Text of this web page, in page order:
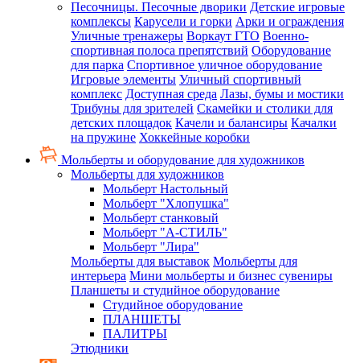
Песочницы. Песочные дворики Детские игровые
комплексы Карусели и горки Арки и ограждения
Уличные тренажеры Воркаут ГТО Военно-
спортивная полоса препятствий Оборудование
для парка Спортивное уличное оборудование
Игровые элементы Уличный спортивный
комплекс Доступная среда Лазы, бумы и мостики
Трибуны для зрителей Скамейки и столики для
детских площадок Качели и балансиры Качалки
на пружине Хоккейные коробки
Мольберты и оборудование для художников
Мольберты для художников
Мольберт Настольный
Мольберт "Хлопушка"
Мольберт станковый
Мольберт "А-СТИЛЬ"
Мольберт "Лира"
Мольберты для выставок Мольберты для
интерьера Мини мольберты и бизнес сувениры
Планшеты и студийное оборудование
Студийное оборудование
ПЛАНШЕТЫ
ПАЛИТРЫ
Этюдники